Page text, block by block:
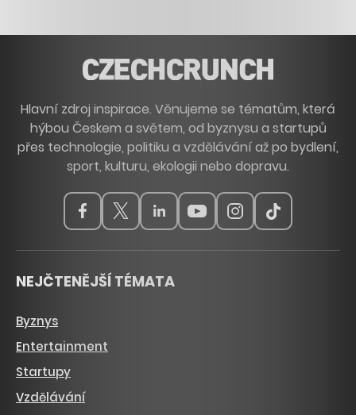
Hlavní zdroj inspirace. Věnujeme se tématům, která
hýbou Českem a světem, od byznysu a startupů
přes technologie, politiku a vzdělávání až po bydlení,
sport, kulturu, ekologii nebo dopravu.
NEJČTENĚJŠÍ TÉMATA
Byznys
Entertainment
Startupy
Vzdělávání